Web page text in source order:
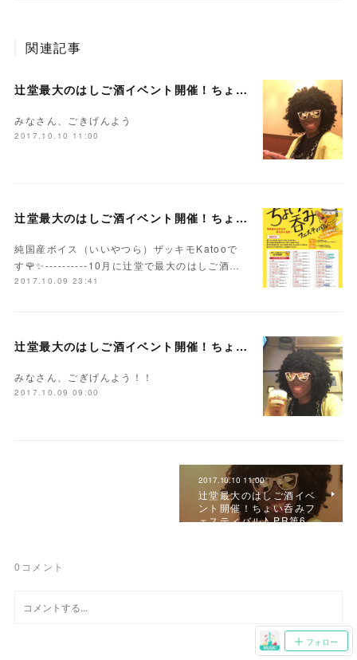
関連記事
辻堂最大のはしご酒イベント開催！ちょい呑みフェスティバル♪ PR第6弾！「山吹 × 純国産ボイス」
みなさん、ごきげんよう
2017.10.10 11:00
辻堂最大のはしご酒イベント開催！ちょい呑みフェスティバル♪ PR第5弾！「Be-Sun × 純国産ボイス」
純国産ボイス（いいやつら）ザッキモKatooで
す🌹✨----------10月に辻堂で最大のはしご酒…
2017.10.09 23:41
辻堂最大のはしご酒イベント開催！ちょい呑みフェスティバル♪ PR第4弾！「辻風 × 純国産ボイス」
みなさん、ごぎげんよう！！
2017.10.09 09:00
2017.10.10 11:00
辻堂最大のはしご酒イベ
ント開催！ちょい呑みフ
ェスティバル♪ PR第6…
0 コメント
フォロー